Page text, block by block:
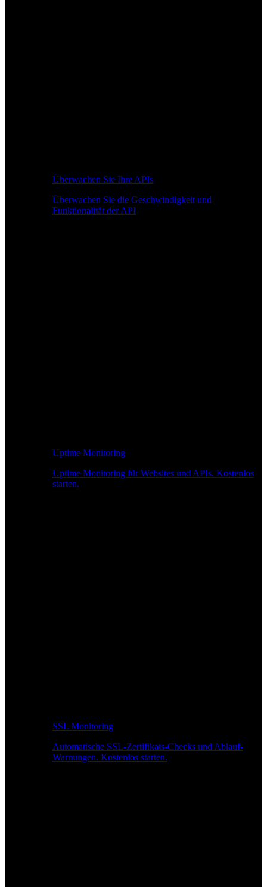
Überwachen Sie Ihre APIs
Überwachen Sie die Geschwindigkeit und
Funktionalität der API
Uptime Monitoring
Uptime Monitoring für Websites und APIs. Kostenlos
starten.
SSL Monitoring
Automatische SSL-Zertifikats-Checks und Ablauf-
Warnungen. Kostenlos starten.